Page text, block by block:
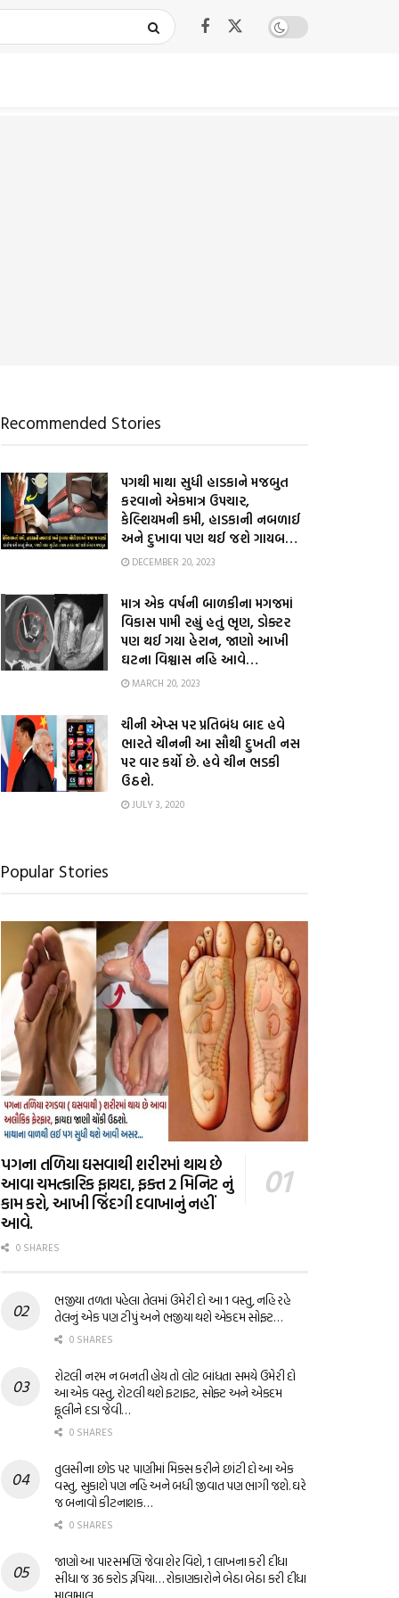
Recommended Stories
પગથી માથા સુધી હાડકાને મજબુત
કરવાનો એકમાત્ર ઉપચાર,
કેલ્શિયમની કમી, હાડકાની નબળાઈ
અને દુખાવા પણ થઈ જશે ગાયબ…
DECEMBER 20, 2023
માત્ર એક વર્ષની બાળકીના મગજમાં
વિકાસ પામી રહ્યું હતું ભૃણ, ડોક્ટર
પણ થઈ ગયા હેરાન, જાણો આખી
ઘટના વિશ્વાસ નહિ આવે…
MARCH 20, 2023
ચીની એપ્સ પર પ્રતિબંધ બાદ હવે
ભારતે ચીનની આ સૌથી દુખતી નસ
પર વાર કર્યો છે. હવે ચીન ભડકી
ઉઠશે.
JULY 3, 2020
Popular Stories
પગના તળિયા ઘસવાથી શરીરમાં થાય છે
આવા ચમત્કારિક ફાયદા, ફક્ત 2 મિનિટ નું
કામ કરો, આખી જિંદગી દવાખાનું નહીં
આવે.
0 SHARES
ભજીયા તળતા પહેલા તેલમાં ઉમેરી દો આ 1 વસ્તુ, નહિ રહે
તેલનું એક પણ ટીપું અને ભજીયા થશે એકદમ સોફ્ટ…
0 SHARES
રોટલી નરમ ન બનતી હોય તો લોટ બાંધતા સમયે ઉમેરી દો
આ એક વસ્તુ, રોટલી થશે ફટાફટ, સોફ્ટ અને એકદમ
ફૂલીને દડા જેવી…
0 SHARES
તુલસીના છોડ પર પાણીમાં મિક્સ કરીને છાંટી દો આ એક
વસ્તુ, સુકાશે પણ નહિ અને બધી જીવાત પણ ભાગી જશે. ઘરે
જ બનાવો કીટનાશક…
0 SHARES
જાણો આ પારસમણિ જેવા શેર વિશે, 1 લાખના કરી દીધા
સીધા જ 36 કરોડ રૂપિયા… રોકાણકારોને બેઠા બેઠા કરી દીધા